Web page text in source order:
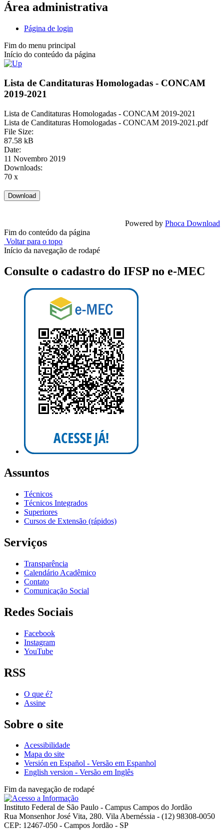
Área administrativa
Página de login
Fim do menu principal
Início do conteúdo da página
Lista de Canditaturas Homologadas - CONCAM
2019-2021
Lista de Canditaturas Homologadas - CONCAM 2019-2021
Lista de Canditaturas Homologadas - CONCAM 2019-2021.pdf
File Size:
87.58 kB
Date:
11 Novembro 2019
Downloads:
70 x
Powered by Phoca Download
Fim do conteúdo da página
Voltar para o topo
Início da navegação de rodapé
Consulte o cadastro do IFSP no e-MEC
Assuntos
Técnicos
Técnicos Integrados
Superiores
Cursos de Extensão (rápidos)
Serviços
Transparência
Calendário Acadêmico
Contato
Comunicação Social
Redes Sociais
Facebook
Instagram
YouTube
RSS
O que é?
Assine
Sobre o site
Acessibilidade
Mapa do site
Versión en Español - Versão em Espanhol
English version - Versão em Inglês
Fim da navegação de rodapé
Instituto Federal de São Paulo - Campus Campos do Jordão
Rua Monsenhor José Vita, 280. Vila Abernéssia - (12) 98308-0050
CEP: 12467-050 - Campos Jordão - SP